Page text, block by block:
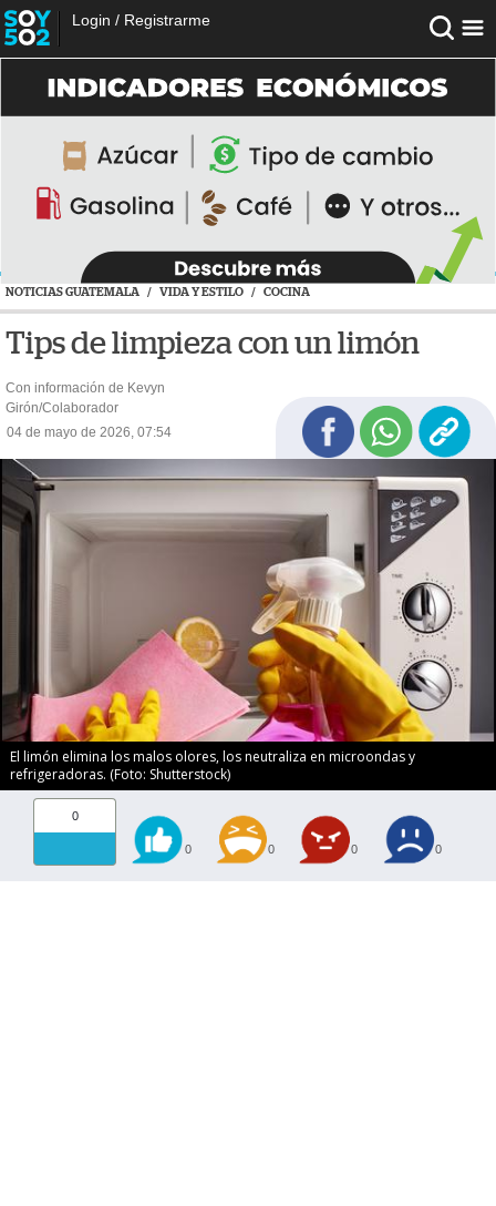
Login / Registrarme
NOTICIAS GUATEMALA / VIDA Y ESTILO / COCINA
Tips de limpieza con un limón
Con información de Kevyn
Girón/Colaborador
04 de mayo de 2026, 07:54
El limón elimina los malos olores, los neutraliza en microondas y
refrigeradoras. (Foto: Shutterstock)
0
0 0 0 0